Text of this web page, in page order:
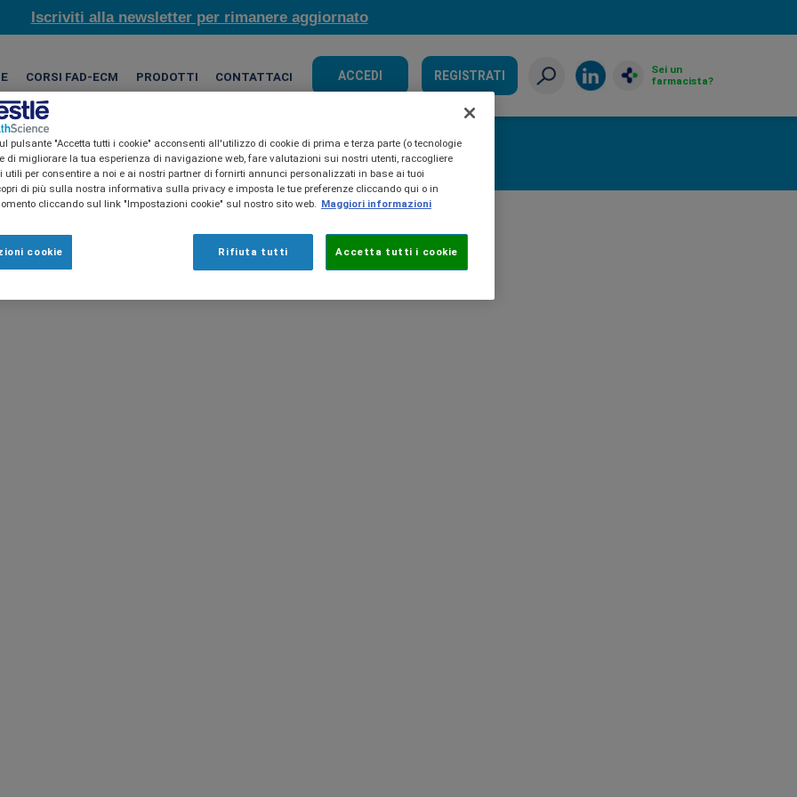
Iscriviti alla newsletter per rimanere aggiornato
CORSI FAD-ECM PRODOTTI CONTATTACI ACCEDI REGISTRATI
Sei un
farmacista?
pulsante "Accetta tutti i cookie" acconsenti all'utilizzo di cookie di prima e terza parte (o tecnologie
di migliorare la tua esperienza di navigazione web, fare valutazioni sui nostri utenti, raccogliere
utili per consentire a noi e ai nostri partner di fornirti annunci personalizzati in base ai tuoi
di più sulla nostra informativa sulla privacy e imposta le tue preferenze cliccando qui o in
cliccando sul link "Impostazioni cookie" sul nostro sito web.
Maggiori informazioni
Rifiuta tutti Accetta tutti i cookie
cookie